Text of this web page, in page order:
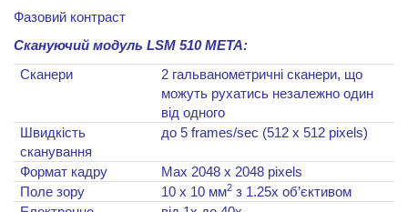
Фазовий контраст
Скануючий модуль LSM 510META:
Сканери
2 гальванометричні сканери, що
можуть рухатись незалежно один
від одного
Швидкість
сканування
до 5 frames/sec (512 x 512 pixels)
Формат кадру
Max 2048 x 2048 pixels
Поле зору
10x 10 мм2 з 1.25х об’єктивом